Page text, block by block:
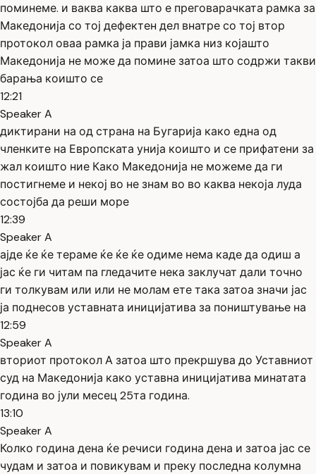
поминеме. и ваква каква што е преговарачката рамка за
Македонија со тој дефектен дел внатре со тој втор
протокол оваа рамка ја прави јамка низ којашто
Македонија не може да помине затоа што содржи такви
барања коишто се
12:21
Speaker A
диктирани на од страна на Бугарија како една од
членките на Европската унија коишто и се прифатени за
жал коишто ние Како Македонија не можеме да ги
постигнеме и некој во не знам во во каква некоја луда
состојба да реши море
12:39
Speaker A
ајде ќе ќе тераме ќе ќе ќе одиме нема каде да одиш а
јас ќе ги читам па гледачите нека заклучат дали точно
ги толкувам или или не молам ете така затоа значи јас
ја поднесов уставната иницијатива за поништување на
12:59
Speaker A
вториот протокол А затоа што прекршува до Уставниот
суд на Македонија како уставна иницијатива минатата
година во јули месец 25та година.
13:10
Speaker A
Колко година дена ќе речиси година дена и затоа јас се
чудам и затоа и повикувам и преку последна колумна